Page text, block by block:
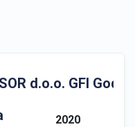
d.o.o. GFI
2020